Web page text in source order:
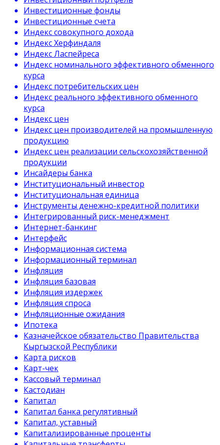
Инвестиционные фонды
Инвестиционные счета
Индекс совокупного дохода
Индекс Херфиндаля
Индекс Ласпейреса
Индекс номинального эффективного обменного
курса
Индекс потребительских цен
Индекс реального эффективного обменного
курса
Индекс цен
Индекс цен производителей на промышленную
продукцию
Индекс цен реализации сельскохозяйственной
продукции
Инсайдеры банка
Институциональный инвестор
Институциональная единица
Инструменты денежно-кредитной политики
Интегрированный риск-менеджмент
Интернет-банкинг
Интерфейс
Информационная система
Информационный терминал
Инфляция
Инфляция базовая
Инфляция издержек
Инфляция спроса
Инфляционные ожидания
Ипотека
Казначейское обязательство Правительства
Кыргызской Республики
Карта рисков
Карт-чек
Кассовый терминал
Кастодиан
Капитал
Капитал банка регулятивный
Капитал, уставный
Капитализированные проценты